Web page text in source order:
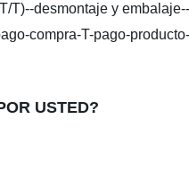
T)--desmontaje y
compra-T-pago-
USTED?